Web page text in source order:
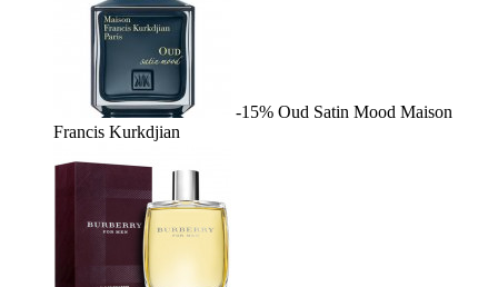
-15% Oud Satin Mood Maison
Francis Kurkdjian